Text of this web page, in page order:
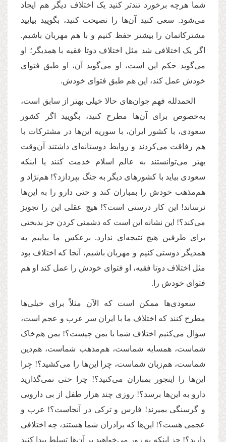
شما هرچه برخورد تندتر کنید یک اختلاف دیگر هم ایجاد
می‌شود. سعی کنید آن‌ها را نصیحت کنید، بگویید بیایید
مشترکاتمان را بیشتر حفظ کنیم و با هم مهربان باشیم.
اگر یک اختلافی شد مثل اختلاف دوتا فقیه با همدیگر؛ او
می‌گوید حکم این است، او می‌گوید آن، او طبق فتوای
خودش عمل کند، این هم طبق فتوای خودش.
الحمدلله فهم جوان‌های حالا خیلی بهتر از سابق است،
به‌خصوص برای آن‌ها مطرح کنید، بگویید اگر کشور
سعودی، با کشور ایران، با سوریه این‌ها در مشترکات با
هم رفاقت می‌کردند و روابط دوستانه‌ای داشتند آن‌وقت
بهتر می‌توانستند به عالم اسلام خدمت کنند یا اینکه
سعودی بیاید با کشورهای دیگر به جنگ بپردازد؟! هم‌نژاد و
هم‌مذهب خودش را بمباران کند و حتی دارو را به این‌ها
نرساند! این کار درستی است؟! هیچ عقلی این را تجویز
می‌کند؟! این نشانه این است که دشمنی کردن جز بدبختی
برای طرفین هیچ نتیجه‌ای ندارد. برعکس ما بیاییم به
همدیگر دوستی کنیم و مهربان باشیم، آنجا که اختلاف بود
مثل اختلاف دوتا فقیه، او فتوای خودش را عمل کند او هم
فتوای خودش را.
سعودی‌ها ممکن است که الآن مثلاً برای خیلی‌ها
مطرح کنند که اختلاف ما با ایران سر عرب و عجم است،
سؤال می‌کنیم اختلاف شما با یمن چیست؟! یمن هم‌خاک
شماست، همسایه شماست، هم‌مذهب شماست، هم‌دین
شماست، هم‌زبان شماست، چرا این‌ها را می‌کشید؟! چرا
این‌ها را اینجور بمباران می‌کنید؟! چرا حتی نمی‌گذارید
دارو به این‌ها برسد؟! روزی چند هزار طفل از بی دارویی
و گرسنگی بمیرند! فارس و ترکی در آنجاست؟! عرب و
عجمی هست؟! این‌ها که برادران شما هستند، چه اختلافی
دارید؟! جز اینکه به زور می‌خواهید بر آن‌ها تسلط پیدا کنید